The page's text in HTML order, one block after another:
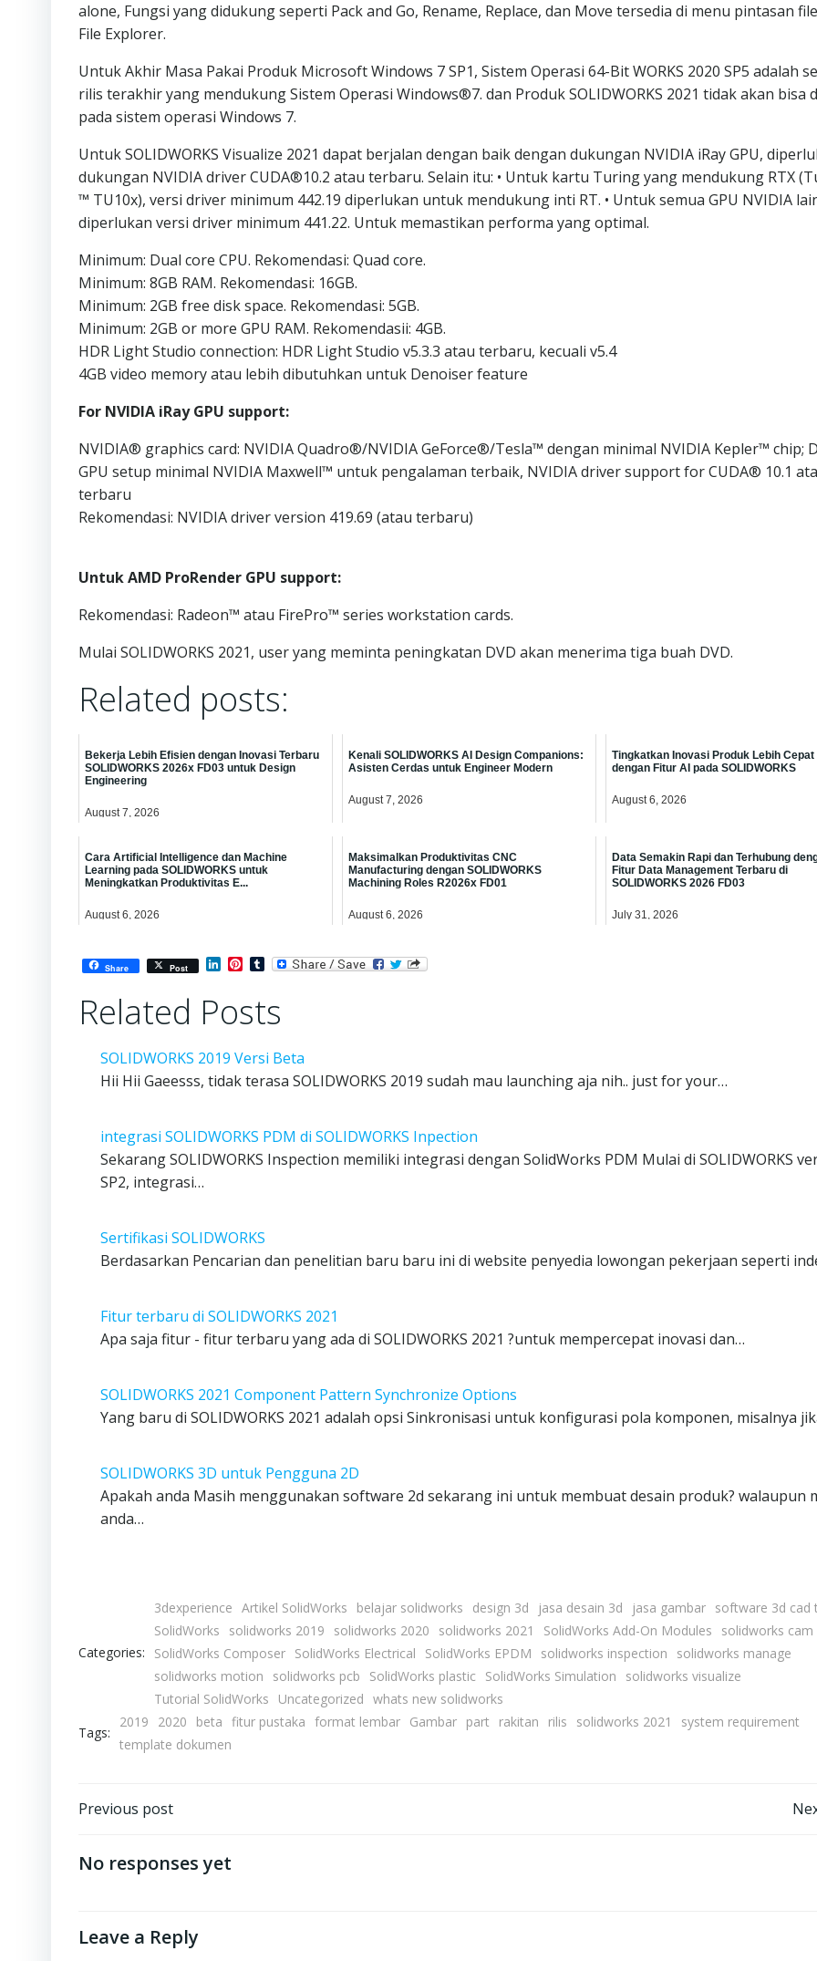
alone, Fungsi yang didukung seperti Pack and Go, Rename, Replace, dan Move tersedia di menu pintasan
File Explorer.
Untuk Akhir Masa Pakai Produk Microsoft Windows 7 SP1, Sistem Operasi 64-Bit WORKS 2020 SP5 adalah
rilis terakhir yang mendukung Sistem Operasi Windows®7. dan Produk SOLIDWORKS 2021 tidak akan bisa
pada sistem operasi Windows 7.
Untuk SOLIDWORKS Visualize 2021 dapat berjalan dengan baik dengan dukungan NVIDIA iRay GPU,
dukungan NVIDIA driver CUDA®10.2 atau terbaru. Selain itu: • Untuk kartu Turing yang mendukung RTX
™ TU10x), versi driver minimum 442.19 diperlukan untuk mendukung inti RT. • Untuk semua GPU NVIDIA
diperlukan versi driver minimum 441.22. Untuk memastikan performa yang optimal.
Minimum: Dual core CPU. Rekomendasi: Quad core.
Minimum: 8GB RAM. Rekomendasi: 16GB.
Minimum: 2GB free disk space. Rekomendasi: 5GB.
Minimum: 2GB or more GPU RAM. Rekomendasii: 4GB.
HDR Light Studio connection: HDR Light Studio v5.3.3 atau terbaru, kecuali v5.4
4GB video memory atau lebih dibutuhkan untuk Denoiser feature
For NVIDIA iRay GPU support:
NVIDIA® graphics card: NVIDIA Quadro®/NVIDIA GeForce®/Tesla™ dengan minimal NVIDIA Kepler™ chip;
GPU setup minimal NVIDIA Maxwell™ untuk pengalaman terbaik, NVIDIA driver support for CUDA® 10.1
terbaru
Rekomendasi: NVIDIA driver version 419.69 (atau terbaru)
Untuk AMD ProRender GPU support:
Rekomendasi: Radeon™ atau FirePro™ series workstation cards.
Mulai SOLIDWORKS 2021, user yang meminta peningkatan DVD akan menerima tiga buah DVD.
Related posts:
Bekerja Lebih Efisien dengan Inovasi Terbaru
SOLIDWORKS 2026x FD03 untuk Design
Engineering
August 7, 2026
Kenali SOLIDWORKS AI Design Companions:
Asisten Cerdas untuk Engineer Modern
August 7, 2026
Tingkatkan Inovasi Produk Lebih Cepat
dengan Fitur AI pada SOLIDWORKS
August 6, 2026
Cara Artificial Intelligence dan Machine
Learning pada SOLIDWORKS untuk
Meningkatkan Produktivitas E...
August 6, 2026
Maksimalkan Produktivitas CNC
Manufacturing dengan SOLIDWORKS
Machining Roles R2026x FD01
August 6, 2026
Data Semakin Rapi dan Terhubung
Fitur Data Management Terbaru di
SOLIDWORKS 2026 FD03
July 31, 2026
Share Post LinkedIn
Pinterest
Tumblr
Related Posts
SOLIDWORKS 2019 Versi Beta
Hii Hii Gaeesss, tidak terasa SOLIDWORKS 2019 sudah mau launching aja nih.. just for your…
integrasi SOLIDWORKS PDM di SOLIDWORKS Inpection
Sekarang SOLIDWORKS Inspection memiliki integrasi dengan SolidWorks PDM Mulai di SOLIDWORKS
SP2, integrasi…
Sertifikasi SOLIDWORKS
Berdasarkan Pencarian dan penelitian baru baru ini di website penyedia lowongan pekerjaan seperti
Fitur terbaru di SOLIDWORKS 2021
Apa saja fitur - fitur terbaru yang ada di SOLIDWORKS 2021 ?untuk mempercepat inovasi dan…
SOLIDWORKS 2021 Component Pattern Synchronize Options
Yang baru di SOLIDWORKS 2021 adalah opsi Sinkronisasi untuk konfigurasi pola komponen, misalnya
SOLIDWORKS 3D untuk Pengguna 2D
Apakah anda Masih menggunakan software 2d sekarang ini untuk membuat desain produk? walaupun
anda…
Categories:
3dexperience Artikel SolidWorks belajar solidworks design 3d jasa desain 3d jasa gambar software 3d cad
SolidWorks
solidworks 2019 solidworks 2020 solidworks 2021 SolidWorks Add-On Modules
solidworks cam
SolidWorks Composer SolidWorks Electrical SolidWorks EPDM solidworks inspection
solidworks manage
solidworks motion
solidworks pcb SolidWorks plastic SolidWorks Simulation
solidworks visualize
Tutorial SolidWorks
Uncategorized whats new solidworks
Tags:
2019 2020 beta fitur pustaka format lembar Gambar part rakitan rilis solidworks 2021
system requirement
template dokumen
Post
navigation
Previous post
No responses yet
Leave a Reply